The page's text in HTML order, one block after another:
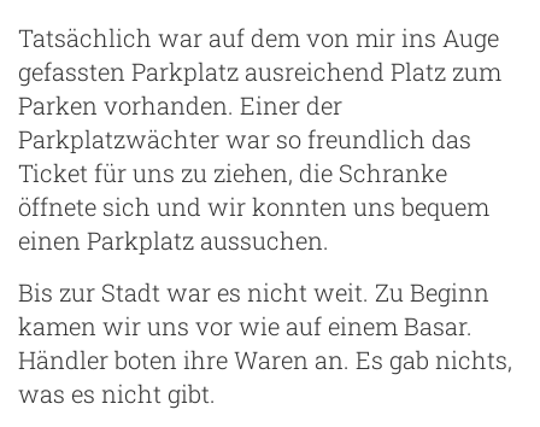
Tatsächlich war auf dem von mir ins Auge
gefassten Parkplatz ausreichend Platz zum
Parken vorhanden. Einer der
Parkplatzwächter war so freundlich das
Ticket für uns zu ziehen, die Schranke
öffnete sich und wir konnten uns bequem
einen Parkplatz aussuchen.
Bis zur Stadt war es nicht weit. Zu Beginn
kamen wir uns vor wie auf einem Basar.
Händler boten ihre Waren an. Es gab nichts,
was es nicht gibt.